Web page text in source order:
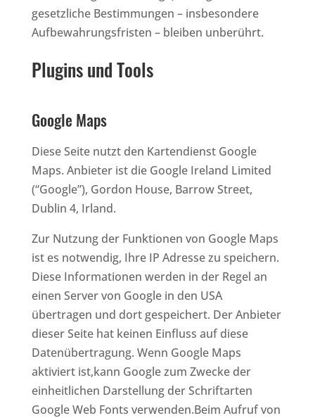
gesetzliche Bestimmungen – insbesondere
Aufbewahrungsfristen – bleiben unberührt.
Plugins und Tools
Google Maps
Diese Seite nutzt den Kartendienst Google
Maps. Anbieter ist die Google Ireland Limited
(“Google”), Gordon House, Barrow Street,
Dublin 4, Irland.
Zur Nutzung der Funktionen von Google Maps
ist es notwendig, Ihre IP Adresse zu speichern.
Diese Informationen werden in der Regel an
einen Server von Google in den USA
übertragen und dort gespeichert. Der Anbieter
dieser Seite hat keinen Einfluss auf diese
Datenübertragung. Wenn Google Maps
aktiviert ist,kann Google zum Zwecke der
einheitlichen Darstellung der Schriftarten
Google Web Fonts verwenden.Beim Aufruf von